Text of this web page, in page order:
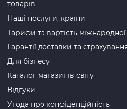
товарів
Наші послуги, країни
Тарифи та вартість
Гарантії доставки та
Для бізнесу
Каталог магазинів світу
Відгуки
Угода про конфіденційність